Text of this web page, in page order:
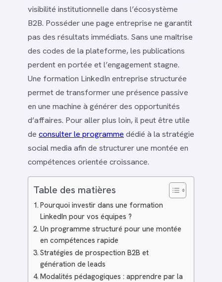
visibilité institutionnelle dans l’écosystème
B2B. Posséder une page entreprise ne garantit
pas des résultats immédiats. Sans une maîtrise
des codes de la plateforme, les publications
perdent en portée et l’engagement stagne.
Une formation LinkedIn entreprise structurée
permet de transformer une présence passive
en une machine à générer des opportunités
d’affaires. Pour aller plus loin, il peut être utile
de consulter le programme dédié à la stratégie
social media afin de structurer une montée en
compétences orientée croissance.
Table des matières
Pourquoi investir dans une formation
LinkedIn pour vos équipes ?
Un programme structuré pour une montée
en compétences rapide
Stratégies de prospection B2B et
génération de leads
Modalités pédagogiques : apprendre par la